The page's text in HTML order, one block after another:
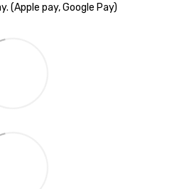
(Apple pay, Google Pay)